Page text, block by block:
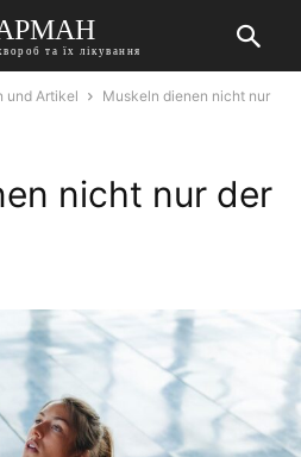
та їх лікування
und Artikel
Muskeln dienen nicht nur
nicht nur der